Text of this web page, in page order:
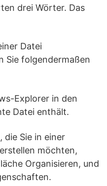
drei Wörter. Das
Datei
Sie folgendermaßen
Explorer in den
Datei enthält.
die Sie in einer
möchten,
Organisieren, und